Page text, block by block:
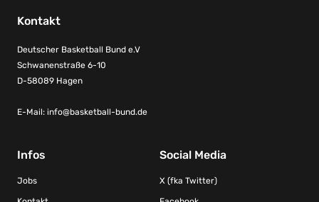
Kontakt
Deutscher Basketball Bund e.V
Schwanenstraße 6-10
D-58089 Hagen
E-Mail: info@basketball-bund.de
Infos
Jobs
Social Media
X (fka Twitter)